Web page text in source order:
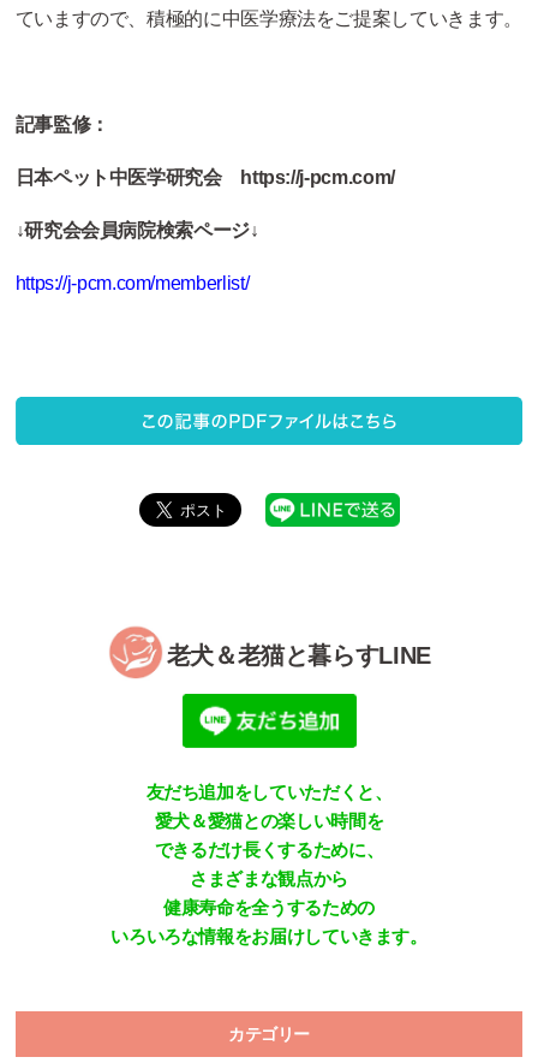
ていますので、積極的に中医学療法をご提案していきます。
記事監修：
日本ペット中医学研究会 https://j-pcm.com/
↓研究会会員病院検索ページ↓
https://j-pcm.com/memberlist/
老犬＆老猫と暮らすLINE
友だち追加をしていただくと、
愛犬＆愛猫との楽しい時間を
できるだけ長くするために、
さまざまな観点から
健康寿命を全うするための
いろいろな情報をお届けしていきます。
カテゴリー